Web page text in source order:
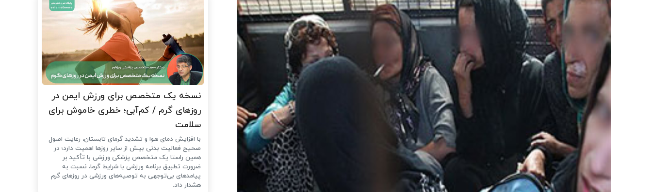
نسخه یک متخصص برای ورزش ایمن در
روزهای گرم / کم‌آبی؛ خطری خاموش برای
سلامت
با افزایش دمای هوا و تشدید گرمای تابستان، رعایت اصول
صحیح فعالیت بدنی بیش از سایر روزها اهمیت دارد؛ در
همین راستا یک متخصص پزشکی ورزشی با تأکید بر
ضرورت تطبیق برنامه ورزشی با شرایط گرما، نسبت به
پیامدهای بی‌توجهی به توصیه‌های ورزشی در روزهای گرم
هشدار داد.